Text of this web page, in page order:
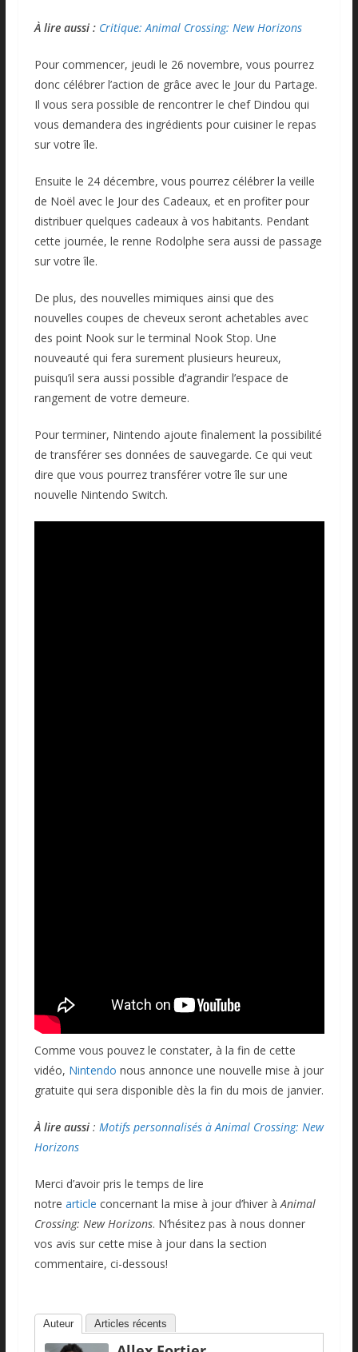
À lire aussi : Critique: Animal Crossing: New Horizons
Pour commencer, jeudi le 26 novembre, vous pourrez
donc célébrer l’action de grâce avec le Jour du Partage.
Il vous sera possible de rencontrer le chef Dindou qui
vous demandera des ingrédients pour cuisiner le repas
sur votre île.
Ensuite le 24 décembre, vous pourrez célébrer la veille
de Noël avec le Jour des Cadeaux, et en profiter pour
distribuer quelques cadeaux à vos habitants. Pendant
cette journée, le renne Rodolphe sera aussi de passage
sur votre île.
De plus, des nouvelles mimiques ainsi que des
nouvelles coupes de cheveux seront achetables avec
des point Nook sur le terminal Nook Stop. Une
nouveauté qui fera surement plusieurs heureux,
puisqu’il sera aussi possible d’agrandir l’espace de
rangement de votre demeure.
Pour terminer, Nintendo ajoute finalement la possibilité
de transférer ses données de sauvegarde. Ce qui veut
dire que vous pourrez transférer votre île sur une
nouvelle Nintendo Switch.
Comme vous pouvez le constater, à la fin de cette
vidéo, Nintendo nous annonce une nouvelle mise à jour
gratuite qui sera disponible dès la fin du mois de janvier.
À lire aussi: Motifs personnalisés à Animal Crossing: New
Horizons
Merci d’avoir pris le temps de lire
notre article concernant la mise à jour d’hiver àAnimal
Crossing: New Horizons. N’hésitez pas à nous donner
vos avis sur cette mise à jour dans la section
commentaire, ci-dessous!
Auteur Articles récents